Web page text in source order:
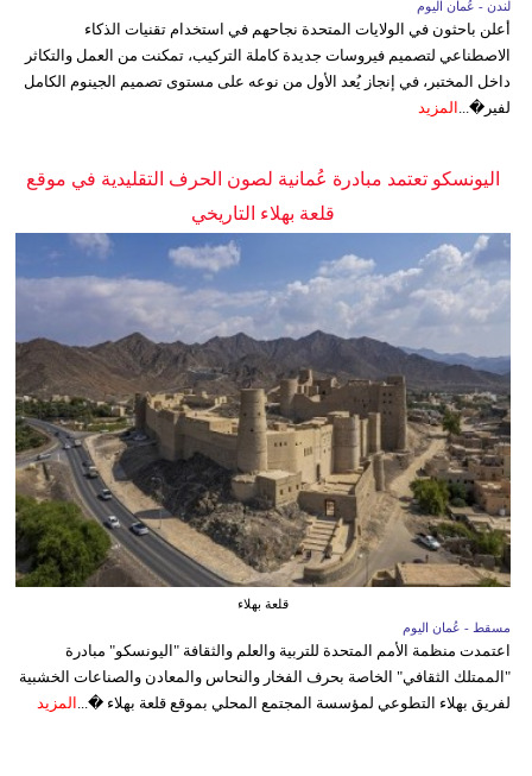
لندن - عُمان اليوم
أعلن باحثون في الولايات المتحدة نجاحهم في استخدام تقنيات الذكاء
الاصطناعي لتصميم فيروسات جديدة كاملة التركيب، تمكنت من العمل والتكاثر
داخل المختبر، في إنجاز يُعد الأول من نوعه على مستوى تصميم الجينوم الكامل
لفير�... المزيد
اليونسكو تعتمد مبادرة عُمانية لصون الحرف التقليدية في موقع
قلعة بهلاء التاريخي
قلعة بهلاء
مسقط - عُمان اليوم
اعتمدت منظمة الأمم المتحدة للتربية والعلم والثقافة "اليونسكو" مبادرة
"الممتلك الثقافي" الخاصة بحرف الفخار والنحاس والمعادن والصناعات الخشبية
لفريق بهلاء التطوعي لمؤسسة المجتمع المحلي بموقع قلعة بهلاء �... المزيد